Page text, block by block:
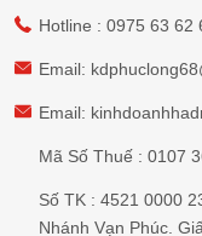
Hotline : 0975 63 62
Email:
Email:
Mã Số Thuế : 0107
Số TK : 4521 0000
Nhánh Vạn Phúc.